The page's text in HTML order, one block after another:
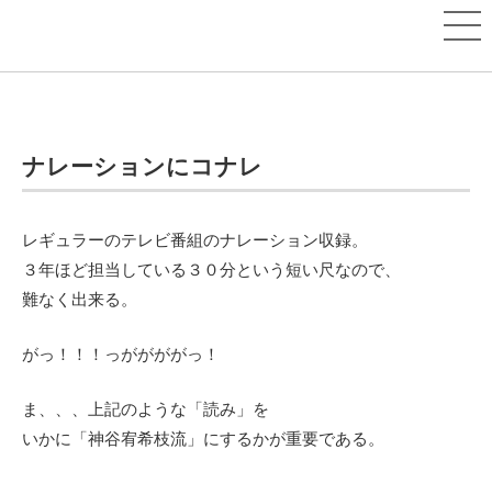
ナレーションにコナレ
レギュラーのテレビ番組のナレーション収録。
３年ほど担当している３０分という短い尺なので、
難なく出来る。
がっ！！！っががががっ！
ま、、、上記のような「読み」を
いかに「神谷宥希枝流」にするかが重要である。